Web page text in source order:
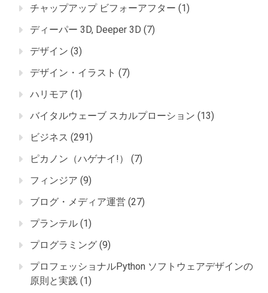
チャップアップ ビフォーアフター (1)
ディーパー 3D, Deeper 3D (7)
デザイン (3)
デザイン・イラスト (7)
ハリモア (1)
バイタルウェーブ スカルプローション (13)
ビジネス (291)
ピカノン（ハゲナイ!）
(7)
フィンジア (9)
ブログ・メディア運営 (27)
プランテル (1)
プログラミング (9)
プロフェッショナルPython ソフトウェアデザインの
原則と実践 (1)